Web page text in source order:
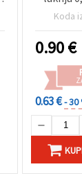
Koda
0.90€
0.63 €- 30